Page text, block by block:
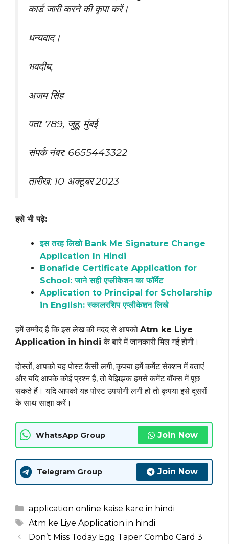
कार्ड जारी करने की कृपा करें।
धन्यवाद।
भवदीय,
अजय सिंह
पता: 789, जुहू, मुंबई
संपर्क नंबर: 6655443322
तारीख: 10 अक्टूबर 2023
इसे भी पढ़े:
इस तरह लिखो Bank Me Signature Change
Application In Hindi
Bonafide Certificate Application for
School: जाने सही एप्लीकेशन का फॉर्मेट
Application to Principal for Scholarship
in English: स्कालरशिप एप्लीकेशन लिखे
हमें उम्मीद है कि इस लेख की मदद से आपको Atm ke Liye
Application in hindiके बारे में जानकारी मिल गई होगी।
दोस्तों, आपको यह पोस्ट कैसी लगी, कृपया हमें कमेंट सेक्शन में बताएं
और यदि आपके कोई प्रश्न हैं, तो बेझिझक हमसे कमेंट बॉक्स में पूछ
सकते हैं। यदि आपको यह पोस्ट उपयोगी लगी हो तो कृपया इसे दूसरों
के साथ साझा करें।
WhatsApp Group Join Now
Telegram Group Join Now
Categories
application online kaise kare in hindi
Tags
Atm ke Liye Application in hindi
Don’t Miss Today Egg Taper Combo Card 3